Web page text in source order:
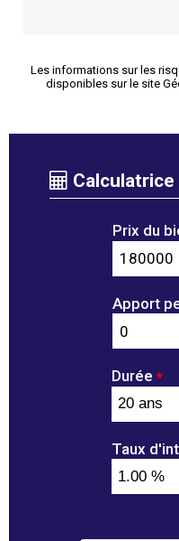
Les informations sur les
disponibles sur le site
Prix du
Apport
Durée *
Taux